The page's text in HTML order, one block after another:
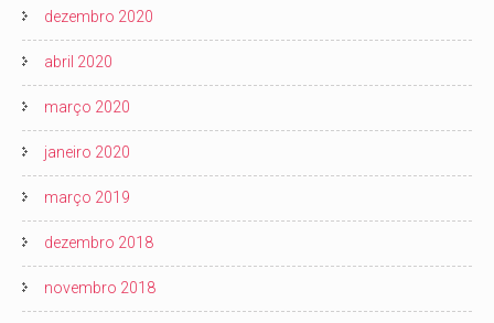
dezembro 2020
abril 2020
março 2020
janeiro 2020
março 2019
dezembro 2018
novembro 2018